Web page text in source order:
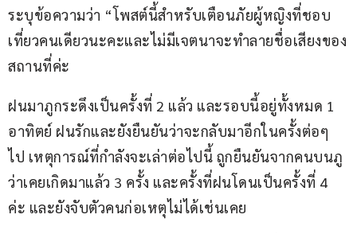
ระบุข้อความว่า “โพสต์นี้สำหรับเตือนภัยผู้หญิงที่ชอบ
เที่ยวคนเดียวนะคะและไม่มีเจตนาจะทำลายชื่อเสียงของ
สถานที่ค่ะ
ฝนมาภูกระดึงเป็นครั้งที่ 2 แล้ว และรอบนี้อยู่ทั้งหมด 1
อาทิตย์ ฝนรักและยังยืนยันว่าจะกลับมาอีกในครั้งต่อๆ
ไป เหตุการณ์ที่กำลังจะเล่าต่อไปนี้ ถูกยืนยันจากคนบนภู
ว่าเคยเกิดมาแล้ว 3 ครั้ง และครั้งที่ฝนโดนเป็นครั้งที่ 4
ค่ะ และยังจับตัวคนก่อเหตุไม่ได้เช่นเคย